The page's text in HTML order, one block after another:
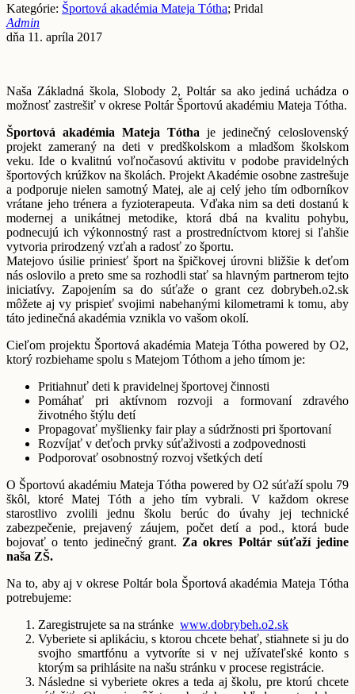
Kategórie: Športová akadémia Mateja Tótha; Pridal
Admin
dňa 11. apríla 2017
Naša Základná škola, Slobody 2, Poltár sa ako jediná uchádza o
možnosť zastrešiť v okrese Poltár Športovú akadémiu Mateja Tótha.
Športová akadémia Mateja Tótha je jedinečný celoslovenský
projekt zameraný na deti v predškolskom a mladšom školskom
veku. Ide o kvalitnú voľnočasovú aktivitu v podobe pravidelných
športových krúžkov na školách. Projekt Akadémie osobne zastrešuje
a podporuje nielen samotný Matej, ale aj celý jeho tím odborníkov
vrátane jeho trénera a fyzioterapeuta. Vďaka nim sa deti dostanú k
modernej a unikátnej metodike, ktorá dbá na kvalitu pohybu,
podnecujú ich výkonnostný rast a prostredníctvom ktorej si ľahšie
vytvoria prirodzený vzťah a radosť zo športu.
Matejovo úsilie priniesť šport na špičkovej úrovni bližšie k deťom
nás oslovilo a preto sme sa rozhodli stať sa hlavným partnerom tejto
iniciatívy. Zapojením sa do súťaže o grant cez dobrybeh.o2.sk
môžete aj vy prispieť svojimi nabehanými kilometrami k tomu, aby
táto jedinečná akadémia vznikla vo vašom okolí.
Cieľom projektu Športová akadémia Mateja Tótha powered by O2,
ktorý rozbiehame spolu s Matejom Tóthom a jeho tímom je:
Pritiahnuť deti k pravidelnej športovej činnosti
Pomáhať pri aktívnom rozvoji a formovaní zdravého
životného štýlu detí
Propagovať myšlienky fair play a súdržnosti pri športovaní
Rozvíjať v deťoch prvky súťaživosti a zodpovednosti
Podporovať osobnostný rozvoj všetkých detí
O Športovú akadémiu Mateja Tótha powered by O2 súťaží spolu 79
škôl, ktoré Matej Tóth a jeho tím vybrali. V každom okrese
starostlivo zvolili jednu školu berúc do úvahy jej technické
zabezpečenie, prejavený záujem, počet detí a pod., ktorá bude
bojovať o tento jedinečný grant. Za okres Poltár súťaží jedine
naša ZŠ.
Na to, aby aj v okrese Poltár bola Športová akadémia Mateja Tótha
potrebujeme:
Zaregistrujete sa na stránke www.dobrybeh.o2.sk
Vyberiete si aplikáciu, s ktorou chcete behať, stiahnete si ju do
svojho smartfónu a vytvoríte si v nej užívateľské konto s
ktorým sa prihlásite na našu stránku v procese registrácie.
Následne si vyberiete okres a teda aj školu, pre ktorú chcete